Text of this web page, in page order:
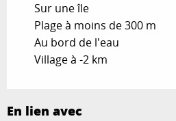
Sur une île
Plage à moins de 300 m
Au bord de l'eau
Village à -2 km
En lien avec